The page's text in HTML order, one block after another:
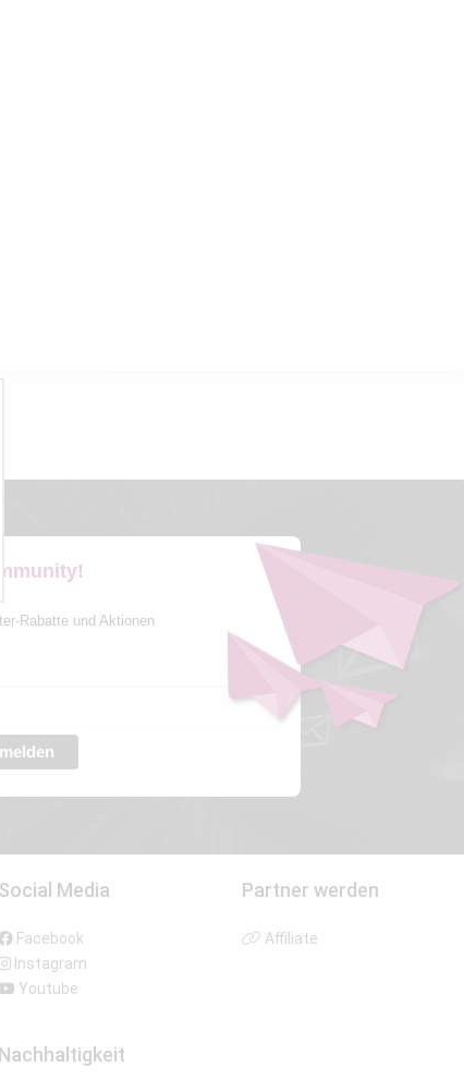
Rabatte und Aktionen
Social Media
Facebook
Instagram
Youtube
Nachhaltigkeit
Partner werden
Affiliate